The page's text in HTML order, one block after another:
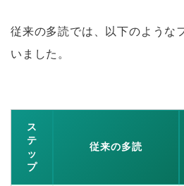
従来の多読では、以下のような
いました。
ス
テ
ッ
プ
従来の多読